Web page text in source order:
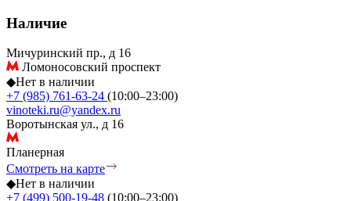
Наличие
Мичуринский пр., д 16
Ломоносовский проспект
◆Нет в наличии
+7 (985) 761-63-24 (10:00–23:00)
vinoteki.ru@yandex.ru
Воротынская ул., д 16
Планерная
Смотреть на карте
◆Нет в наличии
+7 (499) 500-19-48 (10:00–23:00)